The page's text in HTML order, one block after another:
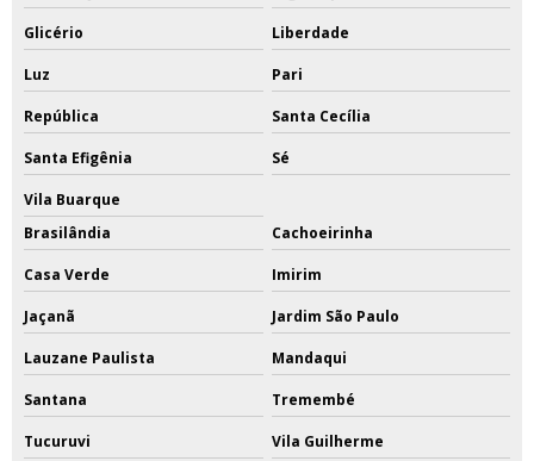
Glicério Liberdade
Luz Pari
República Santa Cecília
Santa Efigênia Sé
Vila Buarque
Brasilândia
Cachoeirinha
Casa Verde Imirim
Jaçanã Jardim São Paulo
Lauzane Paulista Mandaqui
Santana Tremembé
Tucuruvi Vila Guilherme